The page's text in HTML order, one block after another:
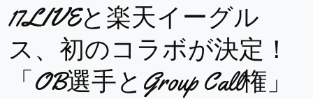
17LIVEと楽天イーグル
ス、初のコラボが決定！
「OB選手とGroup Call権」